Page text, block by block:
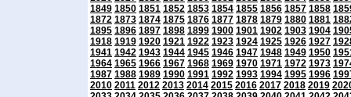
1849 1850 1851 1852 1853 1854 1855 1856 1857 1858
1872 1873 1874 1875 1876 1877 1878 1879 1880 1881
1895 1896 1897 1898 1899 1900 1901 1902 1903 1904
1918 1919 1920 1921 1922 1923 1924 1925 1926 1927
1941 1942 1943 1944 1945 1946 1947 1948 1949 1950
1964 1965 1966 1967 1968 1969 1970 1971 1972 1973
1987 1988 1989 1990 1991 1992 1993 1994 1995 1996
2010 2011 2012 2013 2014 2015 2016 2017 2018 2019